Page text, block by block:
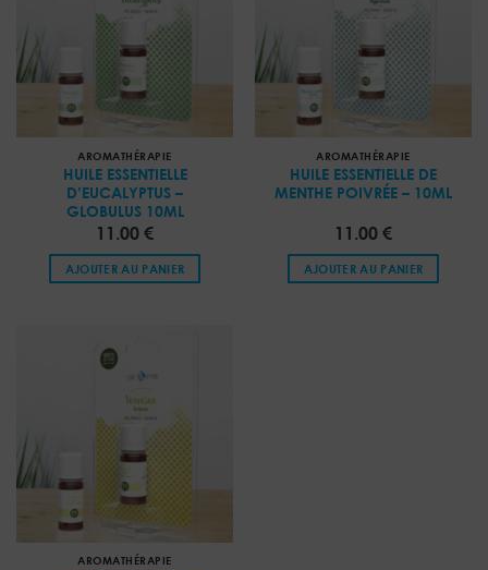
AROMATHÉRAPIE
HUILE ESSENTIELLE
D’EUCALYPTUS –
GLOBULUS 10ML
11.00 €
AJOUTER AU PANIER
AROMATHÉRAPIE
HUILE ESSENTIELLE DE
MENTHE POIVRÉE – 10ML
11.00 €
AJOUTER AU PANIER
AROMATHÉRAPIE